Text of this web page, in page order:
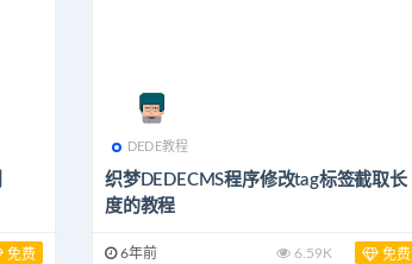
免费
DEDE教程
织梦DEDECMS程序修改tag标签截取长
度的教程
6年前 6.59K 免费